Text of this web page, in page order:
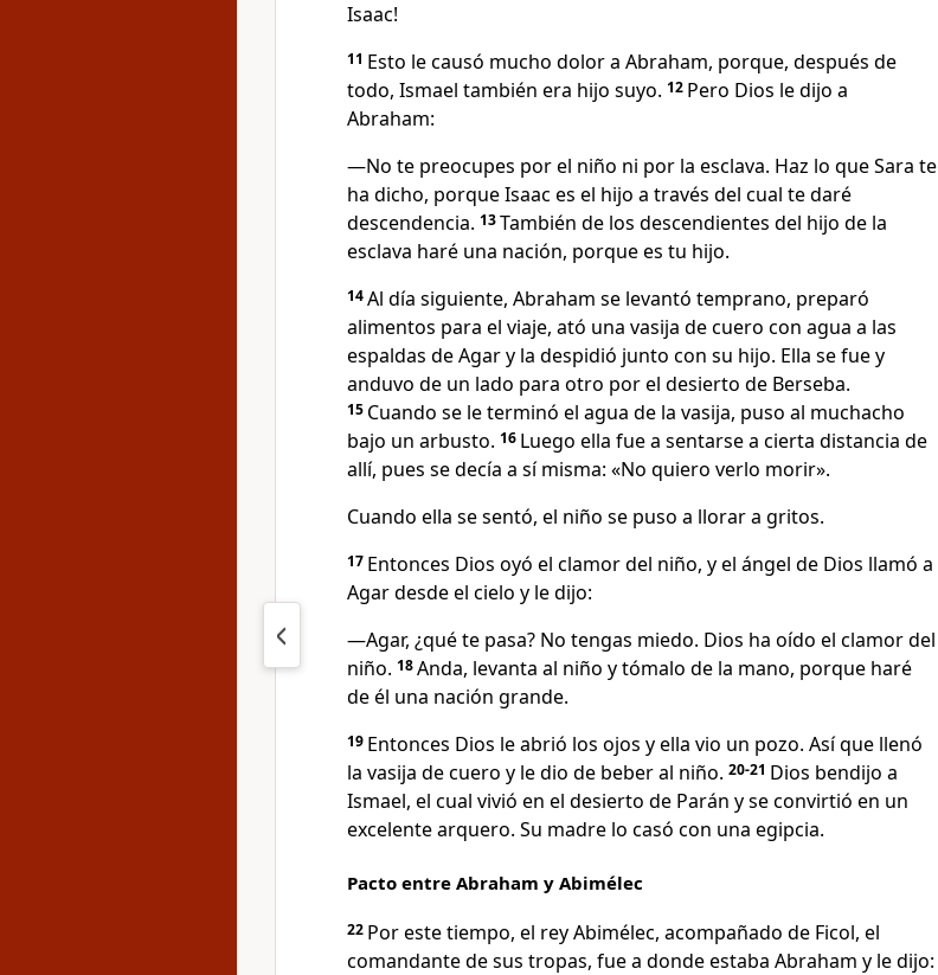
Isaac!
11 Esto le causó mucho dolor a Abraham, porque, después de
todo, Ismael también era hijo suyo. 12 Pero Dios le dijo a
Abraham:
―No te preocupes por el niño ni por la esclava. Haz lo que Sara te
ha dicho, porque Isaac es el hijo a través del cual te daré
descendencia. 13También de los descendientes del hijo de la
esclava haré una nación, porque es tu hijo.
14Al día siguiente, Abraham se levantó temprano, preparó
alimentos para el viaje, ató una vasija de cuero con agua a las
espaldas de Agar y la despidió junto con su hijo. Ella se fue y
anduvo de un lado para otro por el desierto de Berseba.
15 Cuando se le terminó el agua de la vasija, puso al muchacho
bajo un arbusto. 16 Luego ella fue a sentarse a cierta distancia de
allí, pues se decía a sí misma: «No quiero verlo morir».
Cuando ella se sentó, el niño se puso a llorar a gritos.
17 Entonces Dios oyó el clamor del niño, y el ángel de Dios llamó a
Agar desde el cielo y le dijo:
―Agar, ¿qué te pasa? No tengas miedo. Dios ha oído el clamor del
niño. 18Anda, levanta al niño y tómalo de la mano, porque haré
de él una nación grande.
19 Entonces Dios le abrió los ojos y ella vio un pozo. Así que llenó
la vasija de cuero y le dio de beber al niño. 20-21 Dios bendijo a
Ismael, el cual vivió en el desierto de Parán y se convirtió en un
excelente arquero. Su madre lo casó con una egipcia.
Pacto entre Abraham y Abimélec
22 Por este tiempo, el rey Abimélec, acompañado de Ficol, el
comandante de sus tropas, fue a donde estaba Abraham y le dijo: